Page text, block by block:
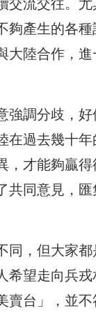
交流交往。
夠產生的各
大陸合作，
強調分歧，
在過去幾十
，才能夠贏
共同意見，
同，但大家
希望走向兵
台」，並不